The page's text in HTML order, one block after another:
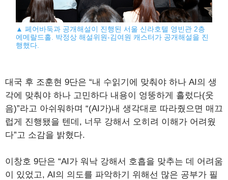
▲ 페어바둑과 공개해설이 진행된 서울 신라호텔 영빈관 2층
에메랄드홀. 박정상 해설위원-김여원 캐스터가 공개해설을 진
행했다.
대국 후 조훈현 9단은 “내 수읽기에 맞춰야 하나 AI의 생
각에 맞춰야 하나 고민하다 내용이 엉뚱하게 흘렀다(웃
음)”라고 아쉬워하며 “(AI가)내 생각대로 따라줬으면 매끄
럽게 진행됐을 텐데, 너무 강해서 오히려 이해가 어려웠
다”고 소감을 밝혔다.
이창호 9단은 “AI가 워낙 강해서 호흡을 맞추는 데 어려움
이 있었고, AI의 의도를 파악하기 위해선 많은 공부가 필